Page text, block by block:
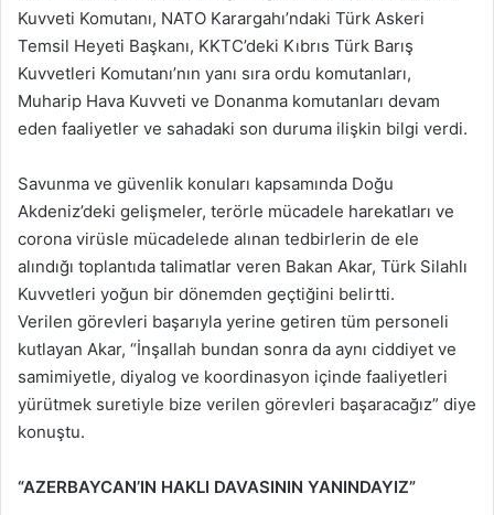
Kuvveti Komutanı, NATO Karargahı’ndaki Türk Askeri
Temsil Heyeti Başkanı, KKTC’deki Kıbrıs Türk Barış
Kuvvetleri Komutanı’nın yanı sıra ordu komutanları,
Muharip Hava Kuvveti ve Donanma komutanları devam
eden faaliyetler ve sahadaki son duruma ilişkin bilgi verdi.
Savunma ve güvenlik konuları kapsamında Doğu
Akdeniz’deki gelişmeler, terörle mücadele harekatları ve
corona virüsle mücadelede alınan tedbirlerin de ele
alındığı toplantıda talimatlar veren Bakan Akar, Türk Silahlı
Kuvvetleri yoğun bir dönemden geçtiğini belirtti.
Verilen görevleri başarıyla yerine getiren tüm personeli
kutlayan Akar, “İnşallah bundan sonra da aynı ciddiyet ve
samimiyetle, diyalog ve koordinasyon içinde faaliyetleri
yürütmek suretiyle bize verilen görevleri başaracağız” diye
konuştu.
“AZERBAYCAN’IN HAKLI DAVASININ YANINDAYIZ”